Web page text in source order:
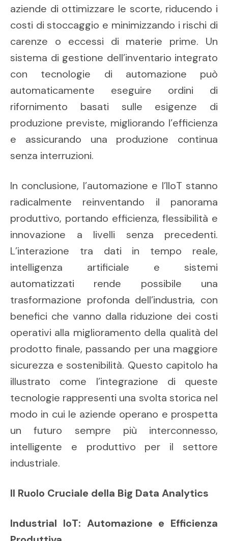
aziende di ottimizzare le scorte, riducendo i
costi di stoccaggio e minimizzando i rischi di
carenze o eccessi di materie prime. Un
sistema di gestione dell’inventario integrato
con tecnologie di automazione può
automaticamente eseguire ordini di
rifornimento basati sulle esigenze di
produzione previste, migliorando l’efficienza
e assicurando una produzione continua
senza interruzioni.
In conclusione, l’automazione e l’IIoT stanno
radicalmente reinventando il panorama
produttivo, portando efficienza, flessibilità e
innovazione a livelli senza precedenti.
L’interazione tra dati in tempo reale,
intelligenza artificiale e sistemi
automatizzati rende possibile una
trasformazione profonda dell’industria, con
benefici che vanno dalla riduzione dei costi
operativi alla miglioramento della qualità del
prodotto finale, passando per una maggiore
sicurezza e sostenibilità. Questo capitolo ha
illustrato come l’integrazione di queste
tecnologie rappresenti una svolta storica nel
modo in cui le aziende operano e prospetta
un futuro sempre più interconnesso,
intelligente e produttivo per il settore
industriale.
Il Ruolo Cruciale della Big Data Analytics
Industrial IoT: Automazione e Efficienza